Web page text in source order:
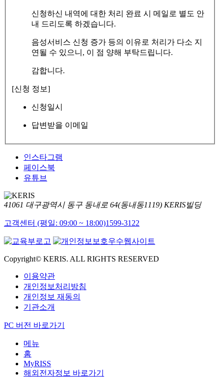
신청하신 내역에 대한 처리 완료 시 메일로 별도 안
내 드리도록 하겠습니다.
음성서비스 신청 증가 등의 이유로 처리가 다소 지
연될 수 있으니, 이 점 양해 부탁드립니다.
감합니다.
[신청 정보]
신청일시
답변받을 이메일
인스타그램
페이스북
유튜브
41061 대구광역시 동구 동내로 64(동내동1119) KERIS빌딩
고객센터 (평일: 09:00 ~ 18:00)1599-3122
Copyright© KERIS. ALL RIGHTS RESERVED
이용약관
개인정보처리방침
개인정보 재동의
기관소개
PC 버전 바로가기
메뉴
홈
MyRISS
해외전자정보 바로가기